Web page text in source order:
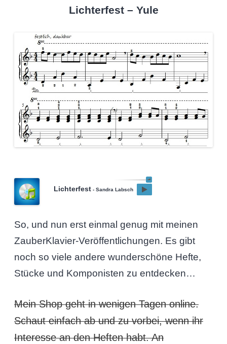
Lichterfest – Yule
Lichterfest- Sandra Labsch
So, und nun erst einmal genug mit meinen
ZauberKlavier-Veröffentlichungen. Es gibt
noch so viele andere wunderschöne Hefte,
Stücke und Komponisten zu entdecken…
Mein Shop geht in wenigen Tagen online.
Schaut einfach ab und zu vorbei, wenn ihr
Interesse an den Heften habt. An